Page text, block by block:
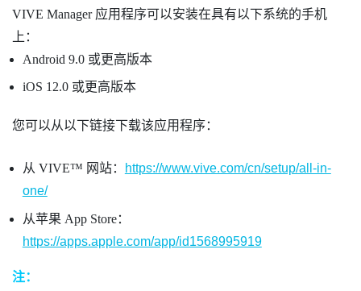
VIVE Manager应用程序可以安装在具有以下系统的手机
上：
Android 9.0 或更高版本
iOS 12.0 或更高版本
您可以从以下链接下载该应用程序：
从 VIVE™ 网站：
https://www.vive.com/cn/setup/all-in-
one/
从苹果 App Store：
https://apps.apple.com/app/id1568995919
注：